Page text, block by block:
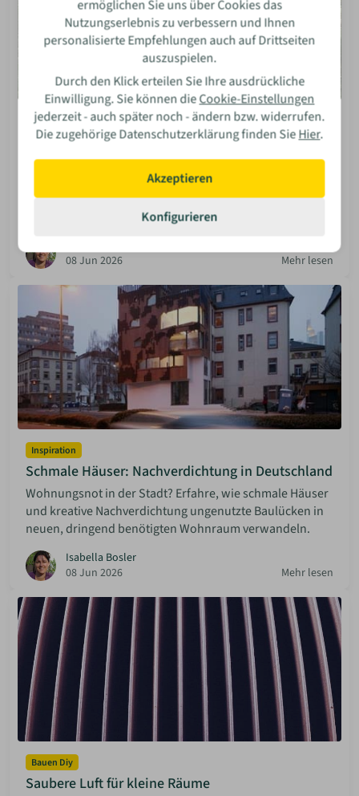
Bauen Diy
„Tiny-House-Pionier“ Klaus Toczek und sein
Bauprojekt
Lass dich vom Tiny-House-Pionier Klaus Toczek
inspirieren! Er baut ein „echtes“ Tiny House und
dokumentiert sein gesamtes DIY-Projekt online.
08 Jun 2026
Mehr lesen
Inspiration
Schmale Häuser: Nachverdichtung in Deutschland
Wohnungsnot in der Stadt? Erfahre, wie schmale Häuser
und kreative Nachverdichtung ungenutzte Baulücken in
neuen, dringend benötigten Wohnraum verwandeln.
Isabella Bosler
08 Jun 2026
Mehr lesen
Bauen Diy
Saubere Luft für kleine Räume
ermöglichen Sie uns über Cookies das
Nutzungserlebnis zu verbessern und Ihnen
personalisierte Empfehlungen auch auf Drittseiten
auszuspielen.
Durch den Klick erteilen Sie Ihre ausdrückliche
Einwilligung. Sie können dieCookie-Einstellungen
jederzeit - auch später noch - ändern bzw. widerrufen.
Die zugehörige Datenschutzerklärung finden SieHier.
Akzeptieren
Konfigurieren